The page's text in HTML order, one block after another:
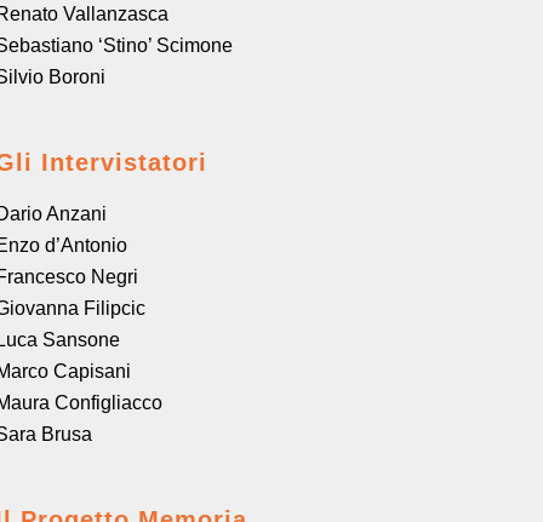
Vallanzasca
‘Stino’ Scimone
Boroni
Intervistatori
Anzani
d’Antonio
Negri
Filipcic
Luca Sansone
Capisani
Configliacco
Brusa